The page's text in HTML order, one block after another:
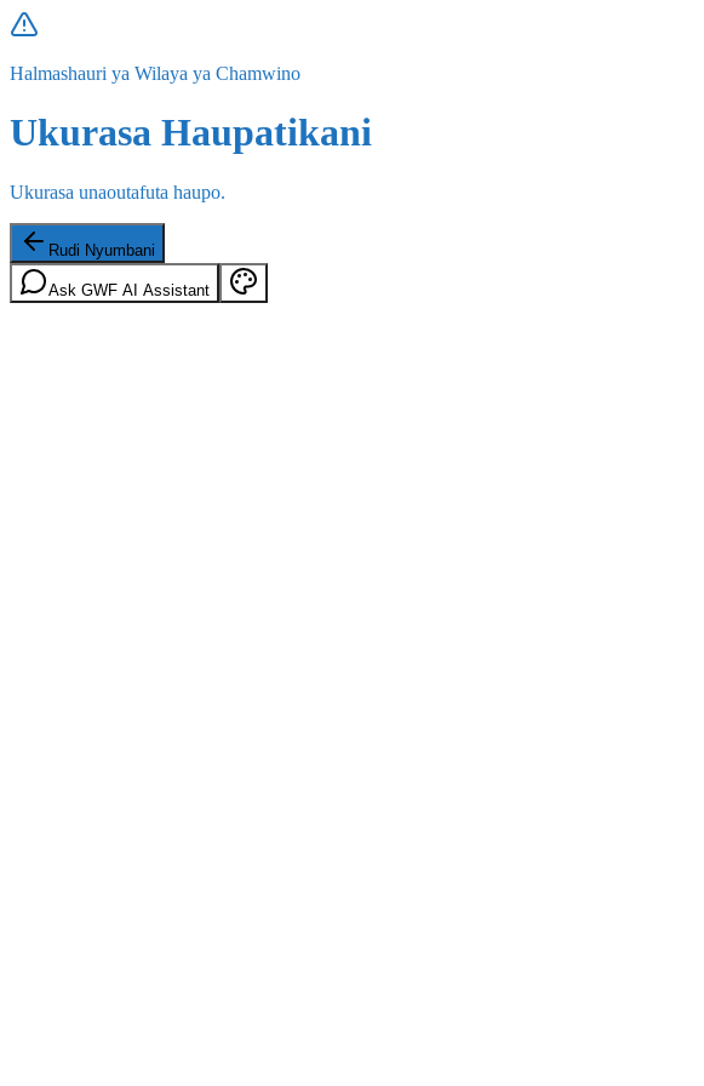
Halmashauri ya Wilaya ya Chamwino
Ukurasa Haupatikani
Ukurasa unaoutafuta haupo.
Rudi Nyumbani
Ask GWF AI Assistant